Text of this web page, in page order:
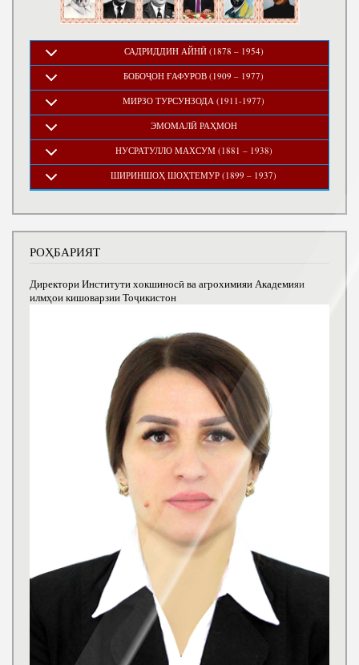
САДРИДДИН АЙНӢ (1878 – 1954)
БОБОҶОН ҒАФУРОВ (1909 – 1977)
МИРЗО ТУРСУНЗОДА (1911-1977)
ЭМОМАЛӢ РАҲМОН
НУСРАТУЛЛО МАХСУМ (1881 – 1938)
ШИРИНШОҲ ШОҲТЕМУР (1899 – 1937)
РОҲБАРИЯТ
Директори Институти хокшиносӣ ва агрохимияи Академияи
илмҳои кишоварзии Тоҷикистон